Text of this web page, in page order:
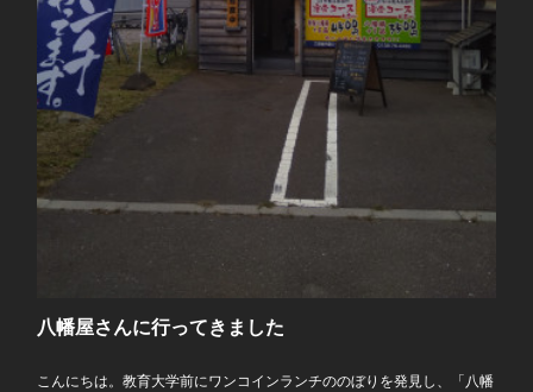
八幡屋さんに行ってきました
こんにちは。教育大学前にワンコインランチののぼりを発見し、「八幡